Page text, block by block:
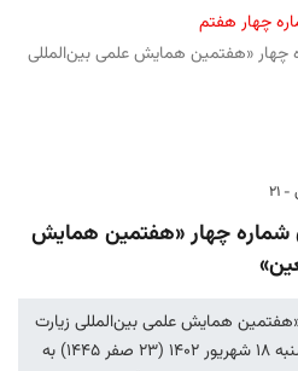
چهار هفتم
«هفتمین همایش علمی بین‌المللی
چهار «هفتمین همایش
همایش علمی بین‌المللی زیارت
اربعین» از ساعت ۹ صبح امروز شنبه ۱۸ شهریور ۱۴۰۲ (۲۳ صفر ١٤٤٥) به